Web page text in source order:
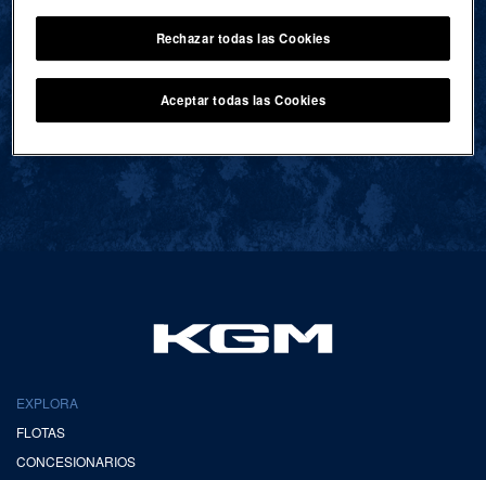
VOLVER AL INICIO
EXPLORA
FLOTAS
CONCESIONARIOS
Rechazar todas las Cookies
Aceptar todas las Cookies